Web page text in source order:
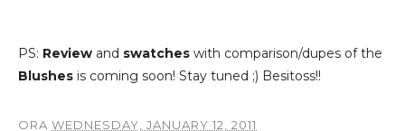
PS: Review and swatches with comparison/dupes of the
Blushes is coming soon! Stay tuned ;) Besitoss!!
ORA WEDNESDAY, JANUARY 12, 2011